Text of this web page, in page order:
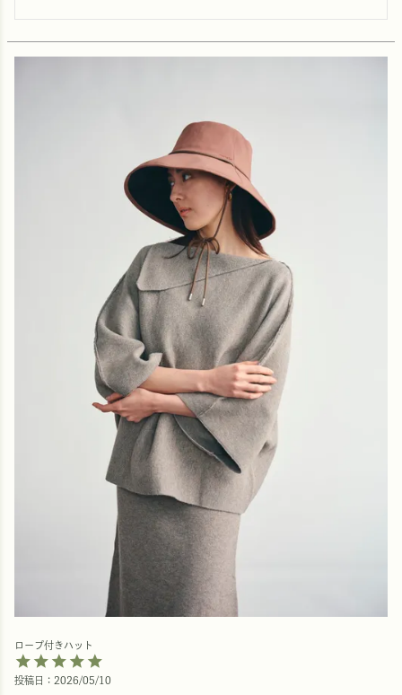
ロープ付きハット
投稿日 2026/05/10